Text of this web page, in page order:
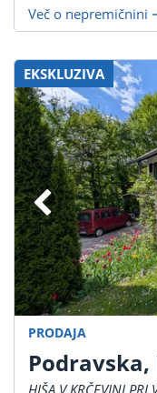
Več o nepremičnini
EKSKLUZIVA
PRODAJA
Podravska,